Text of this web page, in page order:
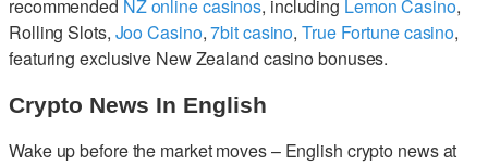
recommended NZ online casinos, including Lemon Casino,
Rolling Slots, Joo Casino,7bit casino,True Fortune casino,
featuring exclusive New Zealand casino bonuses.
Crypto News In English
Wake up before the market moves – English crypto news at